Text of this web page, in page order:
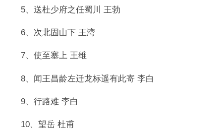
5、送杜少府之任蜀川 王勃
6、次北固山下 王湾
7、使至塞上 王维
8、闻王昌龄左迁龙标遥有此寄 李白
9、行路难 李白
10、望岳 杜甫